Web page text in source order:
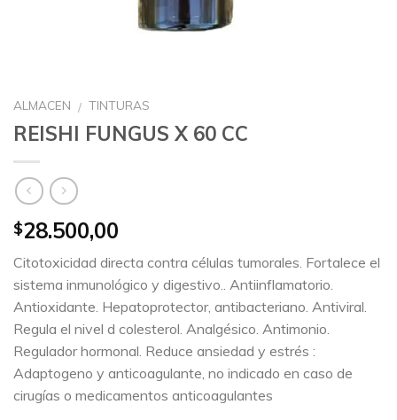
ALMACEN / TINTURAS
REISHI FUNGUS X 60 CC
$28.500,00
Citotoxicidad directa contra células tumorales. Fortalece el
sistema inmunológico y digestivo.. Antiinflamatorio.
Antioxidante. Hepatoprotector, antibacteriano. Antiviral.
Regula el nivel d colesterol. Analgésico. Antimonio.
Regulador hormonal. Reduce ansiedad y estrés :
Adaptogeno y anticoagulante, no indicado en caso de
cirugías o medicamentos anticoagulantes